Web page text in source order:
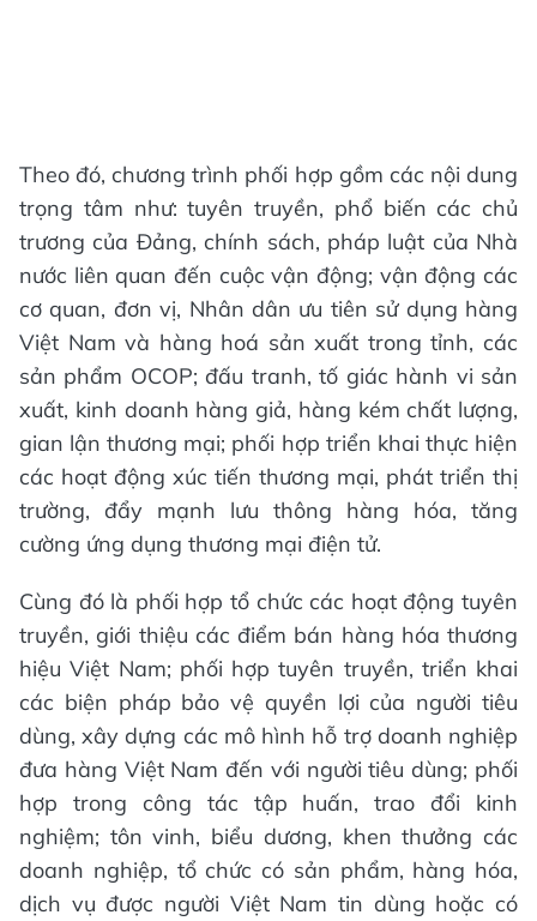
Theo đó, chương trình phối hợp gồm các nội dung
trọng tâm như: tuyên truyền, phổ biến các chủ
trương của Đảng, chính sách, pháp luật của Nhà
nước liên quan đến cuộc vận động; vận động các
cơ quan, đơn vị, Nhân dân ưu tiên sử dụng hàng
Việt Nam và hàng hoá sản xuất trong tỉnh, các
sản phẩm OCOP; đấu tranh, tố giác hành vi sản
xuất, kinh doanh hàng giả, hàng kém chất lượng,
gian lận thương mại; phối hợp triển khai thực hiện
các hoạt động xúc tiến thương mại, phát triển thị
trường, đẩy mạnh lưu thông hàng hóa, tăng
cường ứng dụng thương mại điện tử.
Cùng đó là phối hợp tổ chức các hoạt động tuyên
truyền, giới thiệu các điểm bán hàng hóa thương
hiệu Việt Nam; phối hợp tuyên truyền, triển khai
các biện pháp bảo vệ quyền lợi của người tiêu
dùng, xây dựng các mô hình hỗ trợ doanh nghiệp
đưa hàng Việt Nam đến với người tiêu dùng; phối
hợp trong công tác tập huấn, trao đổi kinh
nghiệm; tôn vinh, biểu dương, khen thưởng các
doanh nghiệp, tổ chức có sản phẩm, hàng hóa,
dịch vụ được người Việt Nam tin dùng hoặc có